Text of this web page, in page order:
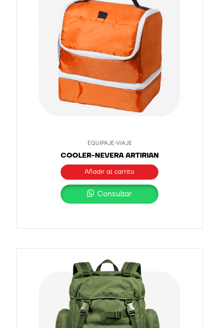
EQUIPAJE-VIAJE
COOLER-NEVERA ARTIRIAN
Añadir al carrito
Consultar